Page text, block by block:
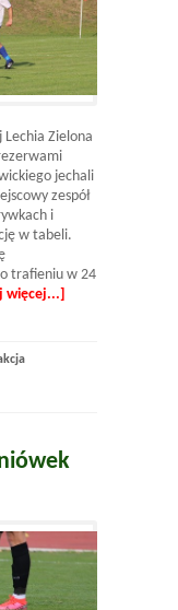
Lechia Zielona
jechali
zespół
i
w tabeli.
trafieniu w 24
więcej...]